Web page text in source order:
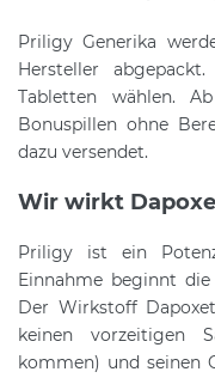
Priligy Generika
Hersteller
Tabletten wählen.
Bonuspillen ohne
dazu versendet.
Wir wirkt
Priligy ist ein
Einnahme beginnt
Der Wirkstoff
keinen vorzeitigen
kommen) und seinen